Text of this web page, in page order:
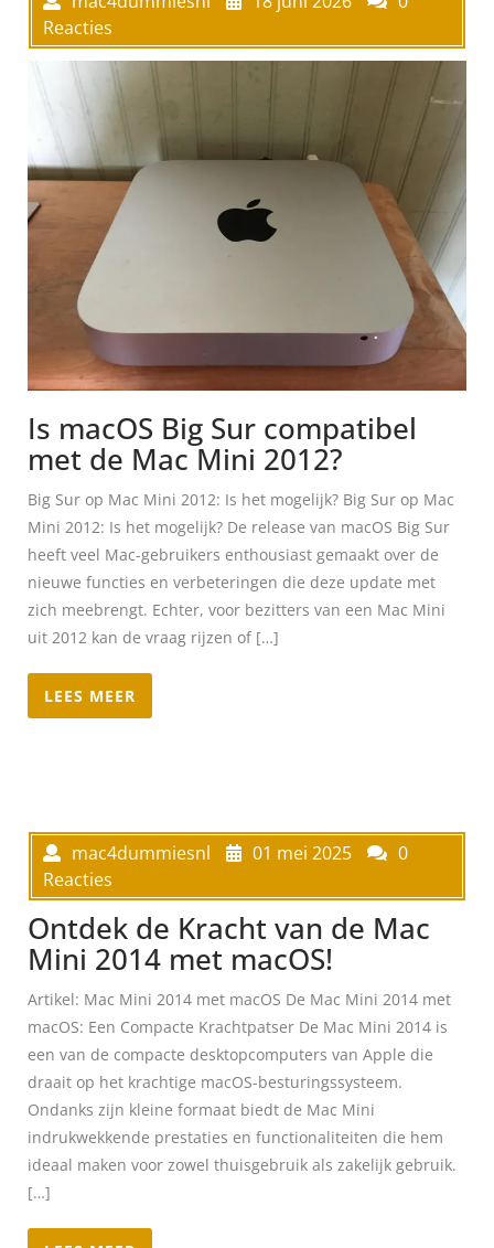
Reacties
Is macOS Big Sur compatibel
met de Mac Mini 2012?
Big Sur op Mac Mini 2012: Is het mogelijk? Big Sur op Mac
Mini 2012: Is het mogelijk? De release van macOS Big Sur
heeft veel Mac-gebruikers enthousiast gemaakt over de
nieuwe functies en verbeteringen die deze update met
zich meebrengt. Echter, voor bezitters van een Mac Mini
uit 2012 kan de vraag rijzen of […]
LEES MEER
mac4dummiesnl 01 mei 2025
0
Reacties
Ontdek de Kracht van de Mac
Mini 2014 met macOS!
Artikel: Mac Mini 2014 met macOS De Mac Mini 2014 met
macOS: Een Compacte Krachtpatser De Mac Mini 2014 is
een van de compacte desktopcomputers van Apple die
draait op het krachtige macOS-besturingssysteem.
Ondanks zijn kleine formaat biedt de Mac Mini
indrukwekkende prestaties en functionaliteiten die hem
ideaal maken voor zowel thuisgebruik als zakelijk gebruik.
[…]